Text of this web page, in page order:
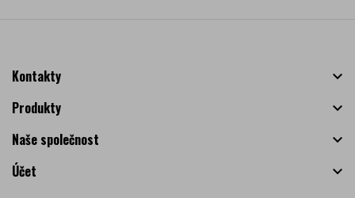
Kontakty

Produkty

Naše společnost

Účet
